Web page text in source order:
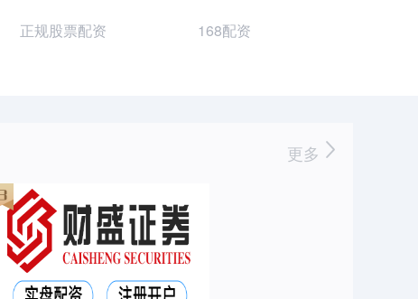
正规股票配资 168配资
更多